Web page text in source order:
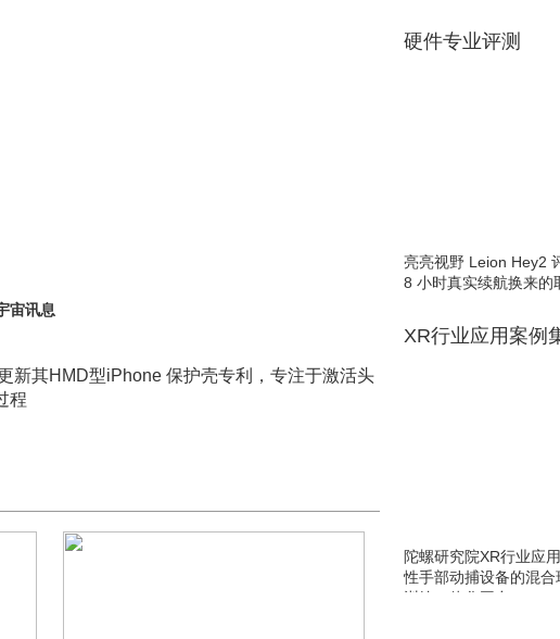
宙讯息
新其HMD型iPhone 保护壳专利，专注于激活头
程
硬件专业评测
亮亮视野 Leion Hey2
8 小时真实续航换来的
XR行业应用案例
陀螺研究院XR行业应
性手部动捕设备的混
训练一体化平台